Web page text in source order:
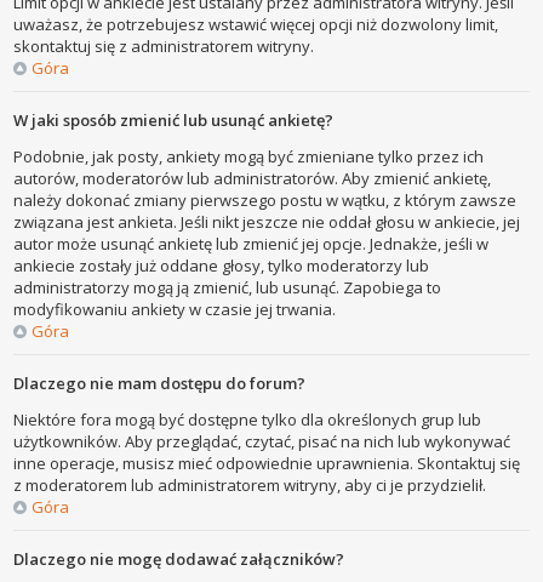
uważasz, że potrzebujesz wstawić więcej opcji niż dozwolony limit,
skontaktuj się z administratorem witryny.
Góra
W jaki sposób zmienić lub usunąć ankietę?
Podobnie, jak posty, ankiety mogą być zmieniane tylko przez ich
autorów, moderatorów lub administratorów. Aby zmienić ankietę,
należy dokonać zmiany pierwszego postu w wątku, z którym zawsze
związana jest ankieta. Jeśli nikt jeszcze nie oddał głosu w ankiecie, jej
autor może usunąć ankietę lub zmienić jej opcje. Jednakże, jeśli w
ankiecie zostały już oddane głosy, tylko moderatorzy lub
administratorzy mogą ją zmienić, lub usunąć. Zapobiega to
modyfikowaniu ankiety w czasie jej trwania.
Góra
Dlaczego nie mam dostępu do forum?
Niektóre fora mogą być dostępne tylko dla określonych grup lub
użytkowników. Aby przeglądać, czytać, pisać na nich lub wykonywać
inne operacje, musisz mieć odpowiednie uprawnienia. Skontaktuj się
z moderatorem lub administratorem witryny, aby ci je przydzielił.
Góra
Dlaczego nie mogę dodawać załączników?